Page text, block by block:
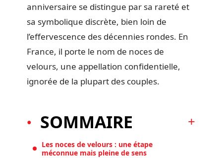
anniversaire se distingue par sa rareté et
sa symbolique discrète, bien loin de
l’effervescence des décennies rondes. En
France, il porte le nom de noces de
velours, une appellation confidentielle,
ignorée de la plupart des couples.
SOMMAIRE
Les noces de velours : une étape
méconnue mais pleine de sens